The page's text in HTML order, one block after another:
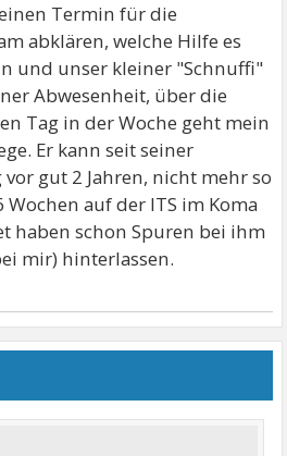
Termin für die
abklären, welche Hilfe es
und unser kleiner "Schnuffi"
Abwesenheit, über die
Tag in der Woche geht mein
Er kann seit seiner
gut 2 Jahren, nicht mehr so
auf der ITS im Koma
haben schon Spuren bei ihm
mir) hinterlassen.